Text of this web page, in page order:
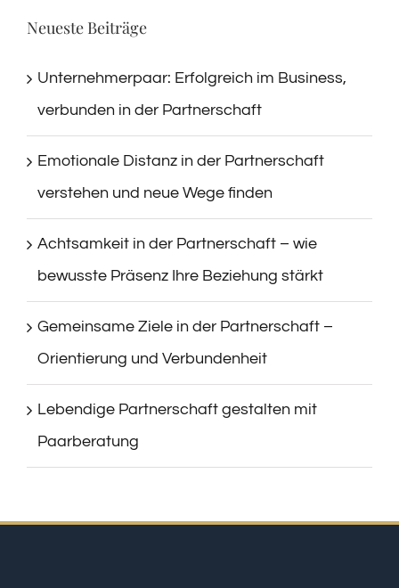
Neueste Beiträge
Unternehmerpaar: Erfolgreich im Business,
verbunden in der Partnerschaft
Emotionale Distanz in der Partnerschaft
verstehen und neue Wege finden
Achtsamkeit in der Partnerschaft – wie
bewusste Präsenz Ihre Beziehung stärkt
Gemeinsame Ziele in der Partnerschaft –
Orientierung und Verbundenheit
Lebendige Partnerschaft gestalten mit
Paarberatung